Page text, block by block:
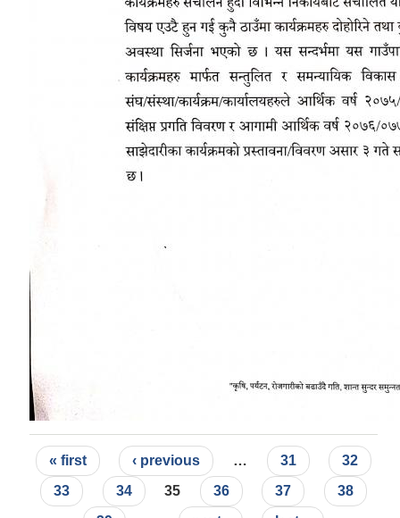
Pages
« first ‹ previous … 31
32
33
34 35 36 37
38